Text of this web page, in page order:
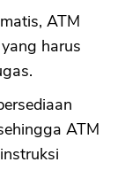
ATM
harus
ATM